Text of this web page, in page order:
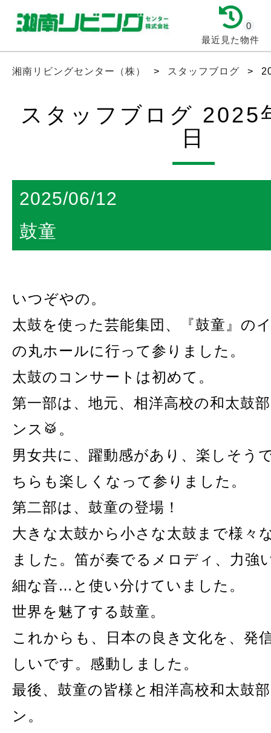
最近見た物件
0
湘南リビングセンター（株） > スタッフブログ >
スタッフブログ 2025
日
2025/06/12
鼓童
いつぞやの。
太鼓を使った芸能集団、『鼓童』の
の丸ホールに行って参りました。
太鼓のコンサートは初めて。
第一部は、地元、相洋高校の和太鼓
ンス🥁。
男女共に、躍動感があり、楽しそう
ちらも楽しくなって参りました。
第二部は、鼓童の登場！
大きな太鼓から小さな太鼓まで様々
ました。笛が奏でるメロディ、力強
細な音…と使い分けていました。
世界を魅了する鼓童。
これからも、日本の良き文化を、発
しいです。感動しました。
最後、鼓童の皆様と相洋高校和太鼓
ン。